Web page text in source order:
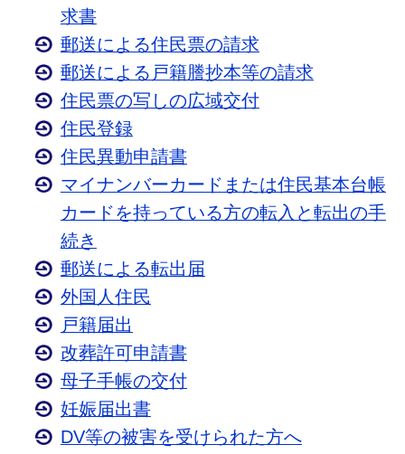
求書
郵送による住民票の請求
郵送による戸籍謄抄本等の請求
住民票の写しの広域交付
住民登録
住民異動申請書
マイナンバーカードまたは住民基本台帳
カードを持っている方の転入と転出の手
続き
郵送による転出届
外国人住民
戸籍届出
改葬許可申請書
母子手帳の交付
妊娠届出書
DV等の被害を受けられた方へ